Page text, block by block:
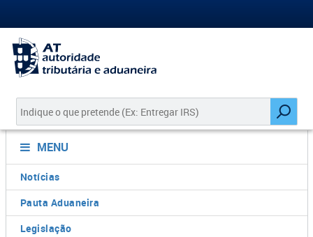
MENU
Notícias
Pauta Aduaneira
Legislação